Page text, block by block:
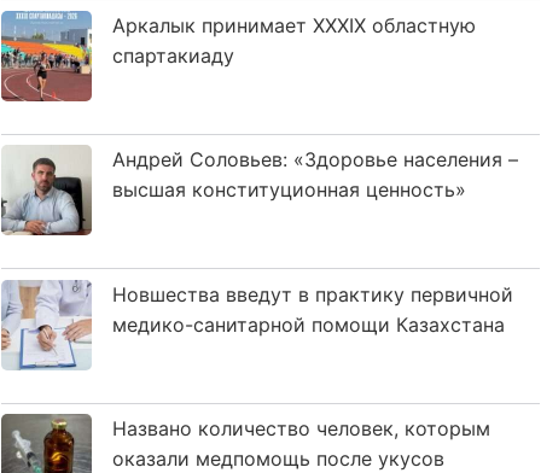
Аркалык принимает XXXIX областную
спартакиаду
Андрей Соловьев: «Здоровье населения –
высшая конституционная ценность»
Новшества введут в практику первичной
медико-санитарной помощи Казахстана
Названо количество человек, которым
оказали медпомощь после укусов